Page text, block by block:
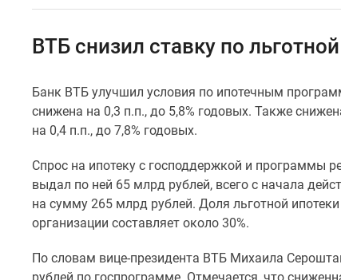
помещения
застройщики
Панорамы
новостроек
новостроек
Экспертиза
новостроек
Экология
Москвы
Подмосковья
ВТБ снизил ставку по
Банк ВТБ улучшил условия по ипотечным
снижена на 0,3 п.п., до 5,8% годовых. Также
на 0,4 п.п., до 7,8% годовых.
Спрос на ипотеку с господдержкой и программы
выдал по ней 65 млрд рублей, всего с начала
на сумму 265 млрд рублей. Доля льготной ипотеки
организации составляет около 30%.
По словам вице-президента ВТБ Михаила